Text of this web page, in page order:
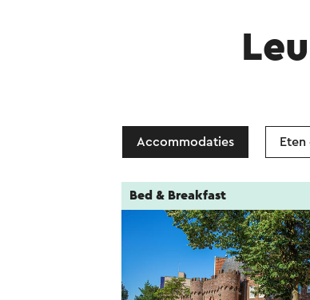
Accommodaties
Bed & Breakfast